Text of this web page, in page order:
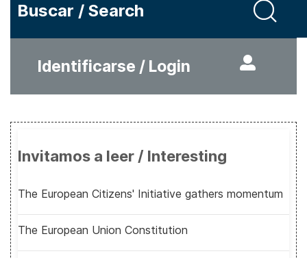
Buscar / Search
Identificarse / Login
Invitamos a leer / Interesting
The European Citizens' Initiative gathers momentum
The European Union Constitution